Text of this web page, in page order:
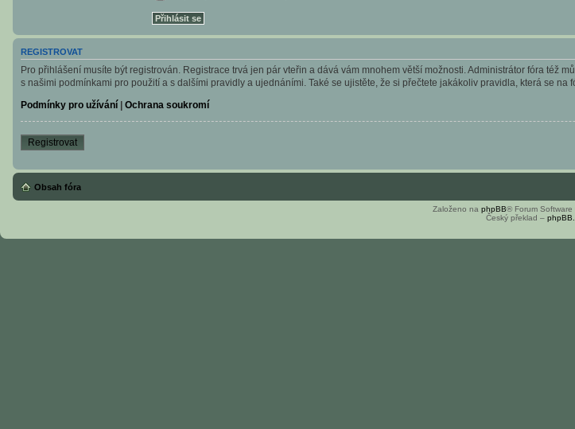
REGISTROVAT
Pro přihlášení musíte být registrován. Registrace trvá jen pár vteřin a dává vám mnohem větší možnosti. Administrátor fóra též
s našimi podmínkami pro použití a s dalšími pravidly a ujednáními. Také se ujistěte, že si přečtete jakákoliv pravidla, která se na
Podmínky pro užívání
Ochrana soukromí
Registrovat
Obsah fóra
Založeno na phpBB® Forum
Český překlad –